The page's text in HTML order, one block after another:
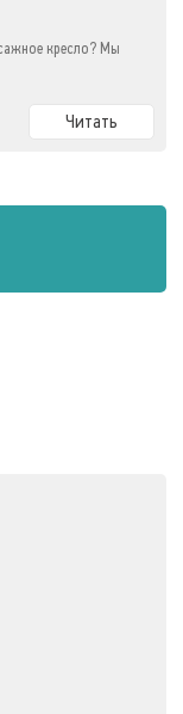
кресло? Мы
Читать